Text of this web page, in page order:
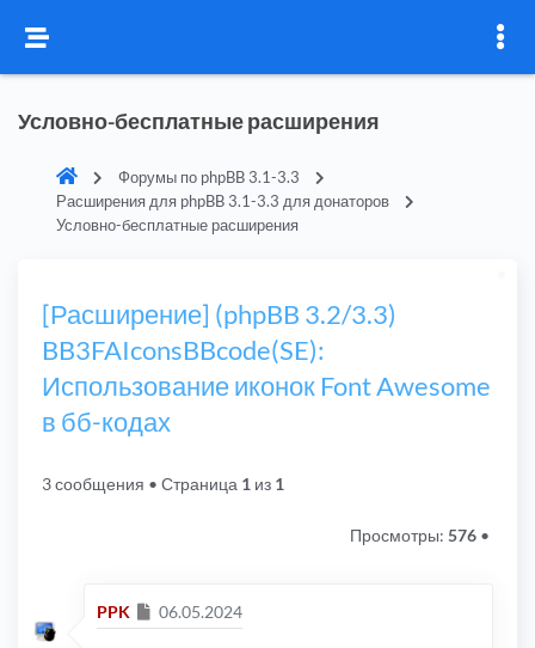
Условно-бесплатные расширения
Форумы по phpBB 3.1-3.3
Расширения для phpBB 3.1-3.3 для донаторов
Условно-бесплатные расширения
[Расширение] (phpBB 3.2/3.3)
BB3FAIconsBBcode(SE):
Использование иконок Font Awesome
в бб-кодах
3 сообщения • Страница 1 из 1
Просмотры: 576 •
PPK Сообщение
06.05.2024